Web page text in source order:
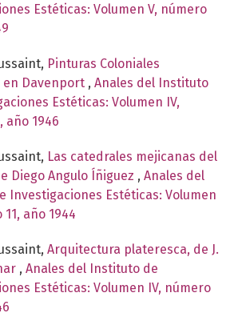
Estéticas: Volumen V, número
Pinturas Coloniales
en Davenport , Anales del Instituto
Estéticas: Volumen IV,
año 1946
Las catedrales mejicanas del
Diego Angulo Íñiguez , Anales del
Investigaciones Estéticas: Volumen
año 1944
Arquitectura plateresca, de J.
, Anales del Instituto de
Estéticas: Volumen IV, número